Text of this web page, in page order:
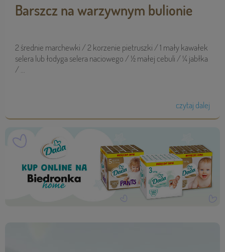
Barszcz na warzywnym bulionie
2 średnie marchewki / 2 korzenie pietruszki / 1 mały kawałek
selera lub łodyga selera naciowego / ½ małej cebuli / ¼ jabłka
/ ...
czytaj dalej